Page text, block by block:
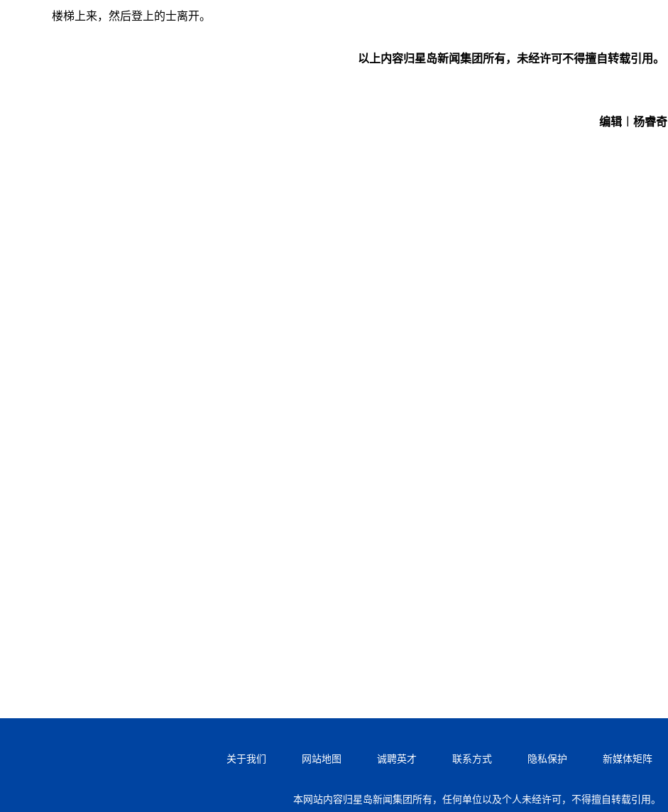
楼梯上来，然后登上的士离开。
以上内容归星岛新闻集团所有，未经许可不得擅自转载引用。
编辑︱杨睿奇
关于我们 网站地图 诚聘英才 联系方式 隐私保护 新媒体矩阵
本网站内容归星岛新闻集团所有，任何单位以及个人未经许可，不得擅自转载引用。